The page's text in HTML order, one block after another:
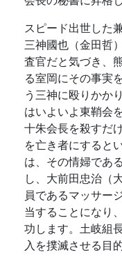
スピード出世した
三神國也（金田哲
査官だと気づき、
る室岡にその事実
う三神に殴りかか
はいよいよ東鞘会
十朱会長を殺すだ
を亡き者にすると
は、その情婦であ
し、大前田忠治（
員であるマッサー
当することになり
功します。土岐組
入を撲滅させる目